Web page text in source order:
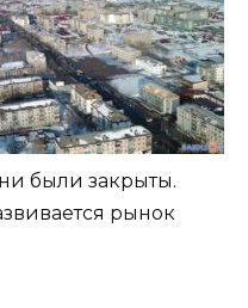
были закрыты.
рынок